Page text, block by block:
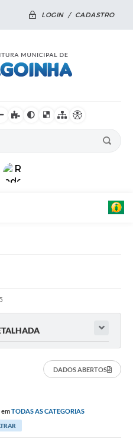
LOGIN / CADASTRO
DADOS ABERTOS
TODAS AS CATEGORIAS